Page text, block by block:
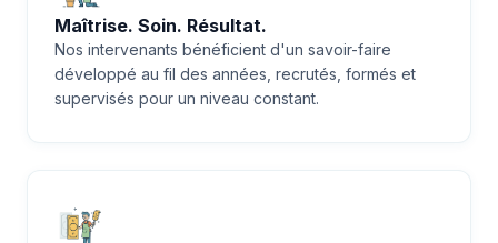
Maîtrise. Soin. Résultat.
Nos intervenants bénéficient d'un savoir-faire
développé au fil des années, recrutés, formés et
supervisés pour un niveau constant.